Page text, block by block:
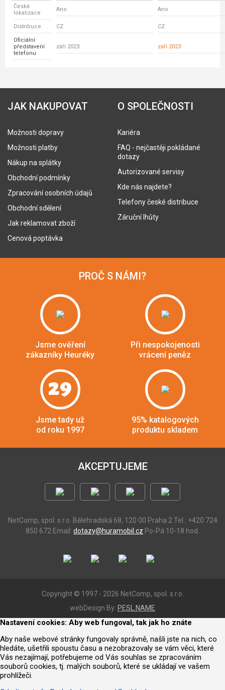
Česká
lokalizace
Ano Ano
Distribuce CZ CZ
Oficiální
představení
telefonu
září 2023 září 2023
JAK NAKUPOVAT
Možnosti dopravy
Možnosti platby
Nákup na splátky
Obchodní podmínky
Zpracování osobních údajů
Obchodní sdělení
Jak reklamovat zboží
Cenová poptávka
O SPOLEČNOSTI
Kariéra
FAQ - nejčastěji pokládané
dotazy
Autorizované servisy
Kde nás najdete?
Telefony české distribuce
Záruční lhůty
PROČ S NÁMI?
Jsme ověření
zákazníky Heuréky
Při nespokojenosti
vrácení peněz
29
Jsme tady už
od roku 1997
95% katalogových
produktu skladem
AKCEPTUJEME
NetComp, spol. s r.o. Bělehradská 68, 120 00 Praha 2 Tel.: +420 724
850 672 Email: dotazy@huramobil.cz Po-Pá 10-18 hod.
Copyright © 1997 - 2026 NetComp, spol. s r.o.
webDesign By: PESL.NAME
Nastavení cookies: Aby web fungoval, tak jak ho znáte
Aby naše webové stránky fungovaly správně, našli jste na nich, co
hledáte, ušetřili spoustu času a nezobrazovaly se vám věci, které
Vás nezajímají, potřebujeme od Vás souhlas se zpracováním
souborů cookies, tj. malých souborů, které se ukládají ve vašem
prohlížeči.